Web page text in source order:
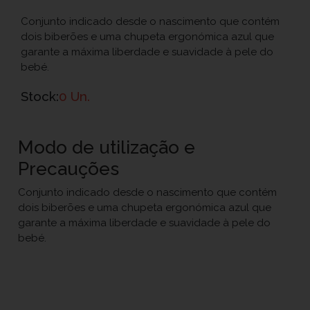
Conjunto indicado desde o nascimento que contém
dois biberões e uma chupeta ergonómica azul que
garante a máxima liberdade e suavidade à pele do
bebé.
Stock:0 Un.
Modo de utilização e
Precauções
Conjunto indicado desde o nascimento que contém
dois biberões e uma chupeta ergonómica azul que
garante a máxima liberdade e suavidade à pele do
bebé.